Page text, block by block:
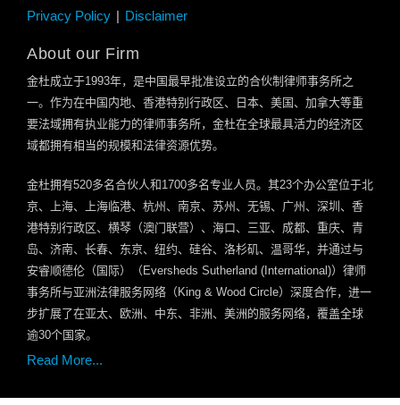
Privacy Policy Disclaimer
About our Firm
金杜成立于1993年，是中国最早批准设立的合伙制律师事务所之
一。作为在中国内地、香港特别行政区、日本、美国、加拿大等重
要法域拥有执业能力的律师事务所，金杜在全球最具活力的经济区
域都拥有相当的规模和法律资源优势。
金杜拥有520多名合伙人和1700多名专业人员。其23个办公室位于北
京、上海、上海临港、杭州、南京、苏州、无锡、广州、深圳、香
港特别行政区、横琴（澳门联营）、海口、三亚、成都、重庆、青
岛、济南、长春、东京、纽约、硅谷、洛杉矶、温哥华，并通过与
安睿顺德伦（国际）（Eversheds Sutherland (International)）律师
事务所与亚洲法律服务网络（King & Wood Circle）深度合作，进一
步扩展了在亚太、欧洲、中东、非洲、美洲的服务网络，覆盖全球
逾30个国家。
Read More...